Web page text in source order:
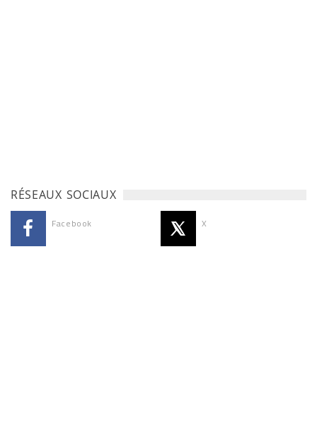
RÉSEAUX SOCIAUX
Facebook X